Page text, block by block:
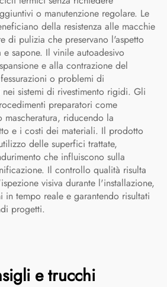
o manutenzione regolare. Le
della resistenza alle macchie
di pulizia che preservano l'aspetto
sapone. Il vinile autoadesivo
e alla contrazione del
o problemi di
sistemi di rivestimento rigidi. Gli
preparatori come
riducendo la
e i costi dei materiali. Il prodotto
delle superfici trattate,
che influiscono sulla
Il controllo qualità risulta
visiva durante l'installazione,
in tempo reale e garantendo risultati
progetti.
e trucchi